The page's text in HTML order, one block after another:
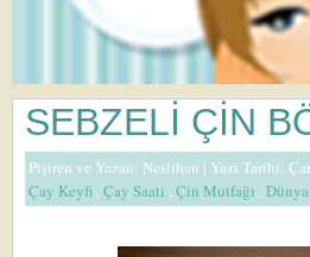
SEBZELİ ÇİN
Pişiren ve Yazan: Neslihan | Yazı Tarihi:
Çay Keyfi ,Çay Saati ,Çin Mutfağı ,